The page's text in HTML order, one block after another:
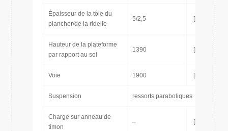
Épaisseur de la tôle du
plancher/de la ridelle
5/2,5 [mm]
Hauteur de la plateforme
par rapport au sol
1390 [mm]
Voie 1900 [mm]
Suspension ressorts paraboliques
Charge sur anneau de
timon
– [kg]